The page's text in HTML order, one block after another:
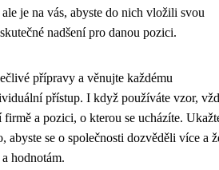
je na vás, abyste do nich vložili svou
nadšení pro danou pozici.
přípravy a věnujte každému
přístup. I když používáte vzor,
a pozici, o kterou se ucházíte.
abyste se o společnosti dozvěděli více a
hodnotám.